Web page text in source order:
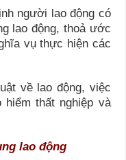
người lao động có
lao động, thoả ước
vụ thực hiện các
về lao động, việc
hiểm thất nghiệp và
lao động